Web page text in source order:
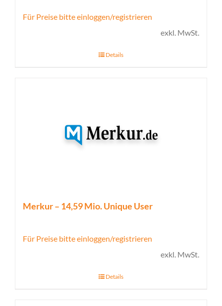
Für Preise bitte einloggen/registrieren
exkl. MwSt.
Details
Merkur – 14,59 Mio. Unique User
Für Preise bitte einloggen/registrieren
exkl. MwSt.
Details